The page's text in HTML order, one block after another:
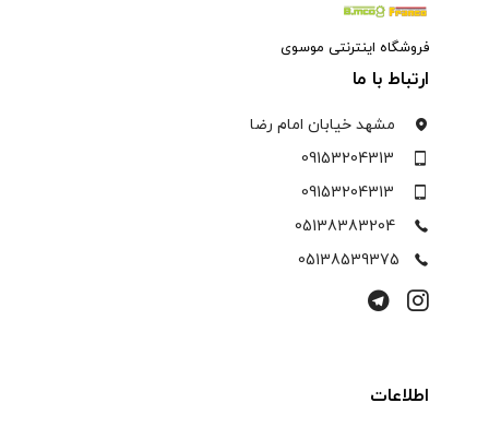
فروشگاه اینترنتی موسوی
ارتباط با ما
مشهد خیابان امام رضا
09153204313
09153204313
05138383204
05138539375
اطلاعات